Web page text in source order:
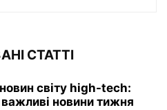
СТАТТІ
світу high-tech:
важливі новини тижня